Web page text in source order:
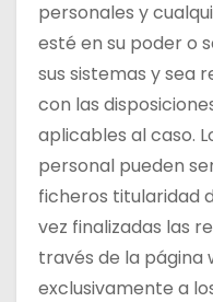
personales y
esté en su poder o
sus sistemas y sea
con las
aplicables al caso.
personal pueden
ficheros titularidad
vez finalizadas las
través de la página
exclusivamente a